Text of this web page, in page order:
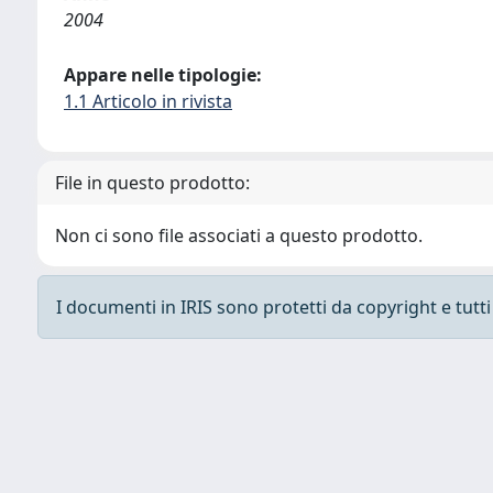
2004
Appare nelle tipologie:
1.1 Articolo in rivista
File in questo prodotto:
Non ci sono file associati a questo prodotto.
I documenti in IRIS sono protetti da copyright e